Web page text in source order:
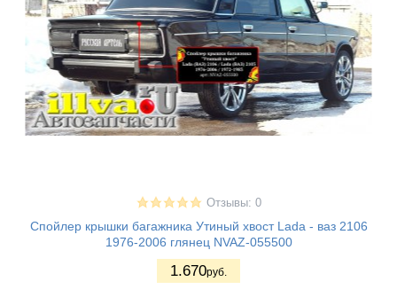
Отзывы: 0
Спойлер крышки багажника Утиный хвост Lada - ваз 2106
1976-2006 глянец NVAZ-055500
1.670руб.